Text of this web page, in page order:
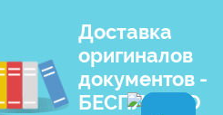
Доставка
оригиналов
документов -
БЕСПЛАТНО